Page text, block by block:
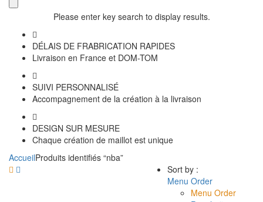
Please enter key search to display results.
DÉLAIS DE FRABRICATION RAPIDES
Livraison en France et DOM-TOM
SUIVI PERSONNALISÉ
Accompagnement de la création à la livraison
DESIGN SUR MESURE
Chaque création de maillot est unique
AccueilProduits identifiés “nba”
Sort by :
Menu Order
Menu Order